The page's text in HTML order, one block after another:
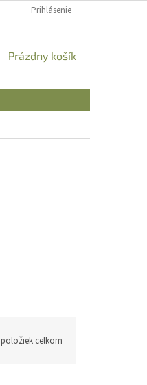
Prihlásenie
NÁKUPNÝ
Prázdny košík
položiek celkom